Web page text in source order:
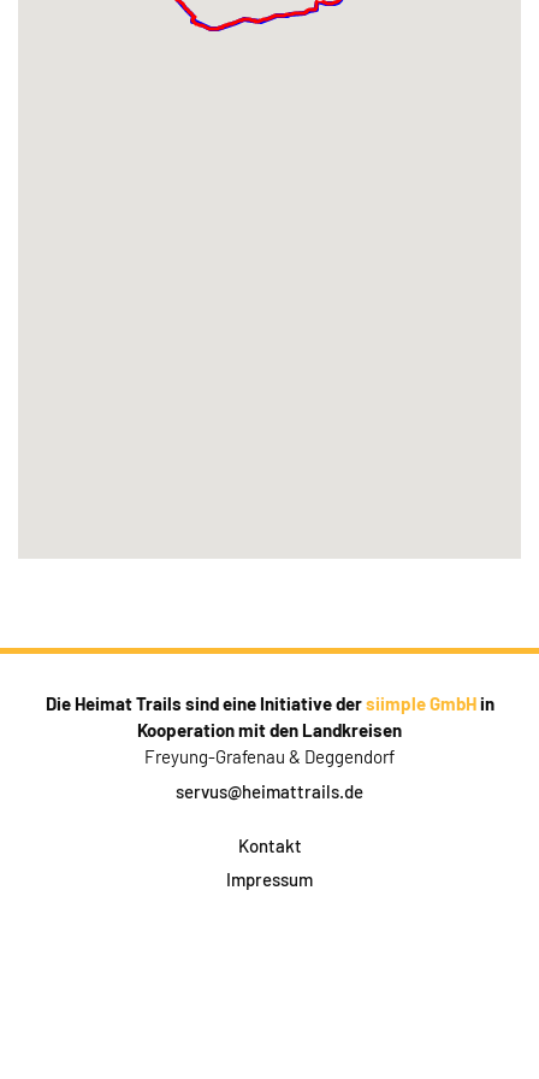
Die Heimat Trails sind eine Initiative dersiimple GmbHin
Kooperation mit den Landkreisen
Freyung-Grafenau & Deggendorf
servus@heimattrails.de
Kontakt
Impressum